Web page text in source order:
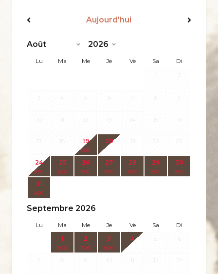
<Préc
Aujourd'hui
Lu Ma Me Je Ve Sa
Di
19
85€
20
24
85€
25
85€
26
85€
27
85€
28
85€
29
85€
30
85€
31
85€
Septembre 2026
Lu Ma Me Je Ve Sa
Di
1
80€
2
80€
3
80€
4